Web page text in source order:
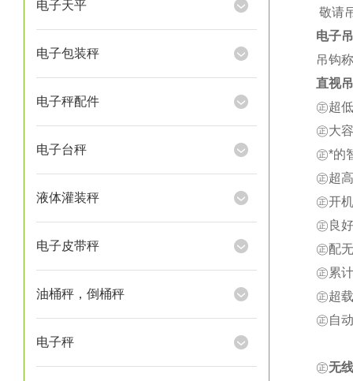
电子天平
电子包装秤
电子秤配件
电子台秤
液体灌装秤
电子皮带秤
油桶秤，倒桶秤
电子秤
敬请
电子
吊钩
直视
㊣超
㊣大
㊣*的
㊣超
㊣开
㊣良
㊣配
㊣累
㊣超
㊣自
㊣无